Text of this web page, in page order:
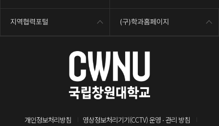
지역협력포털 (구)학과홈페이지
개인정보처리방침
영상정보처리기기(CCTV) 운영 ∙ 관리 방침